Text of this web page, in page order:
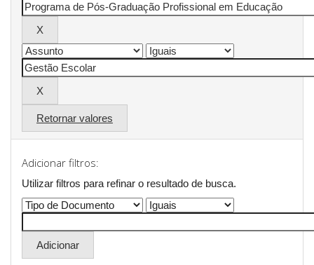
Retornar valores
Adicionar filtros:
Utilizar filtros para refinar o resultado de busca.